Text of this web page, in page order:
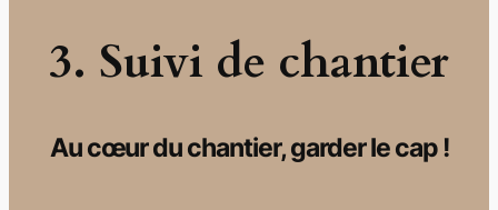
3. Suivi de chantier
Au cœur du chantier, garder le cap !